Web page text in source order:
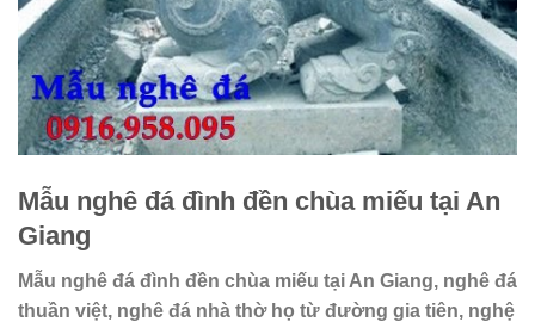
Mẫu nghê đá đình đền chùa miếu tại An
Giang
Mẫu nghê đá đình đền chùa miếu tại An Giang, nghê đá
thuần việt, nghê đá nhà thờ họ từ đường gia tiên, nghệ